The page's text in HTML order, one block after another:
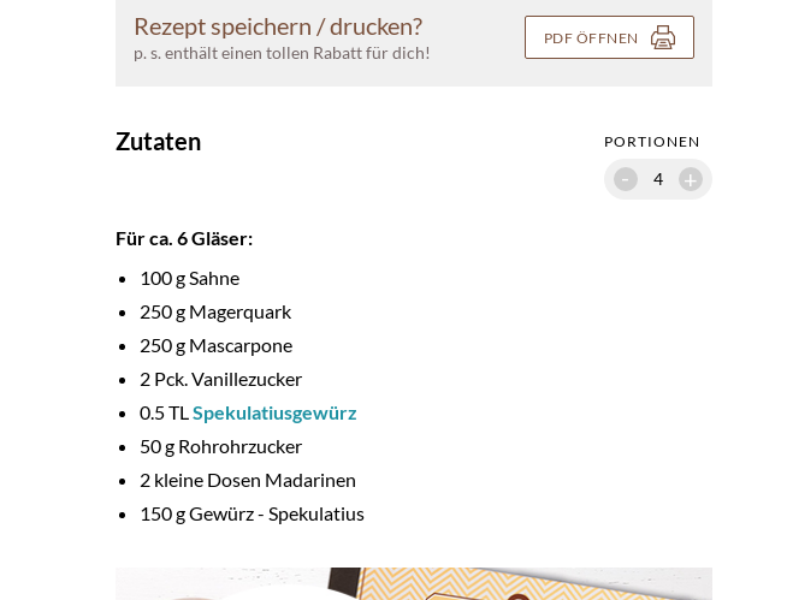
Rezept speichern / drucken?
p. s. enthält einen tollen Rabatt für dich!
PDF ÖFFNEN
Zutaten PORTIONEN
+
-
Für ca. 6 Gläser:
100g Sahne
250g Magerquark
250g Mascarpone
2Pck. Vanillezucker
0.5TLSpekulatiusgewürz
50g Rohrohrzucker
2kleine Dosen Madarinen
150g Gewürz - Spekulatius